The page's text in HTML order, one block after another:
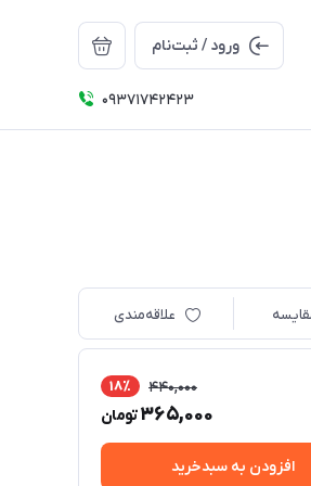
ورود / ثبت‌نام
09371742423
علاقه‌مندی
440,000 18٪
365,000تومان
افزودن به سبدخرید